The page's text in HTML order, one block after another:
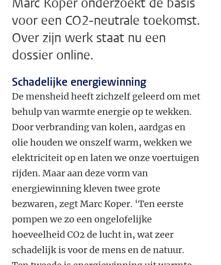
voor een CO2-neutrale toekomst.
Over zijn werk staat nu een
dossier online.
Schadelijke energiewinning
De mensheid heeft zichzelf geleerd om met
behulp van warmte energie op te wekken.
Door verbranding van kolen, aardgas en
olie houden we onszelf warm, wekken we
elektriciteit op en laten we onze voertuigen
rijden. Maar aan deze vorm van
energiewinning kleven twee grote
bezwaren, zegt Marc Koper. ‘Ten eerste
pompen we zo een ongelofelijke
hoeveelheid CO2 de lucht in, wat zeer
schadelijk is voor de mens en de natuur.